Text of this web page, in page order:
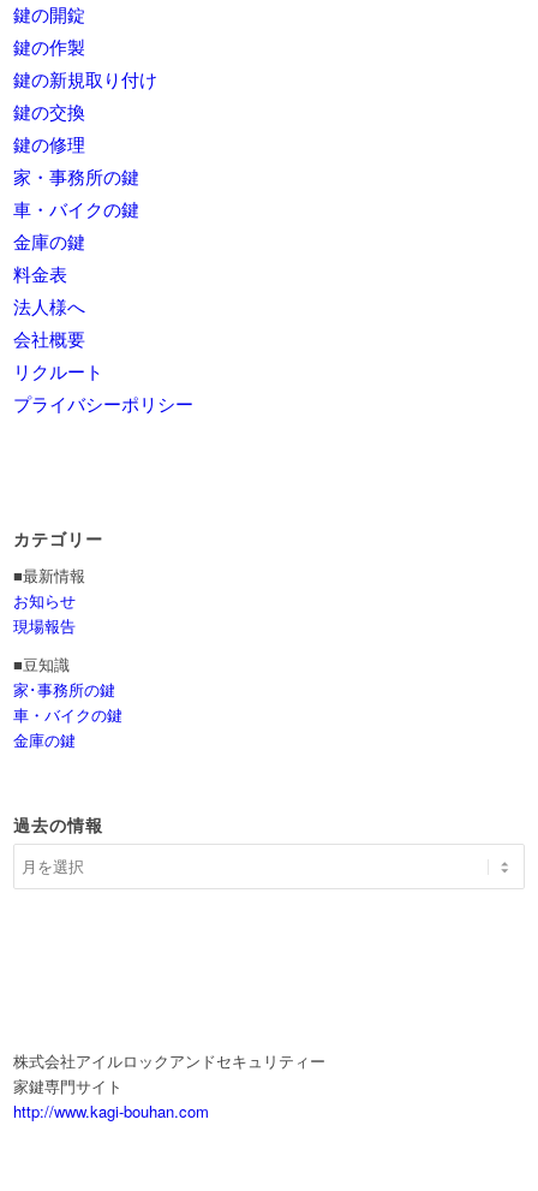
鍵の開錠
鍵の作製
鍵の新規取り付け
鍵の交換
鍵の修理
家・事務所の鍵
車・バイクの鍵
金庫の鍵
料金表
法人様へ
会社概要
リクルート
プライバシーポリシー
カテゴリー
■最新情報
お知らせ
現場報告
■豆知識
家･事務所の鍵
車・バイクの鍵
金庫の鍵
過去の情報
株式会社アイルロックアンドセキュリティー
家鍵専門サイト
http://www.kagi-bouhan.com